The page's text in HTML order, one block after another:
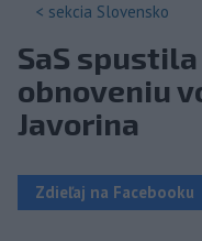
< sekcia Slovensko
SaS
obnoveniu
Javorina
Zdieľaj na Facebooku